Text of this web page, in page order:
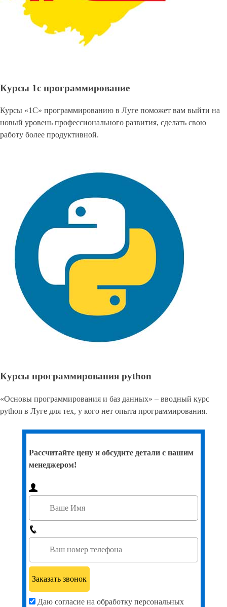
Курсы 1с программирование
Курсы «1С» программированию в Луге поможет вам выйти на
новый уровень профессионального развития, сделать свою
работу более продуктивной.
Курсы программирования python
«Основы программирования и баз данных» – вводный курс
python в Луге для тех, у кого нет опыта программирования.
Рассчитайте цену и обсудите детали с нашим
менеджером!
Даю согласие на обработку персональных